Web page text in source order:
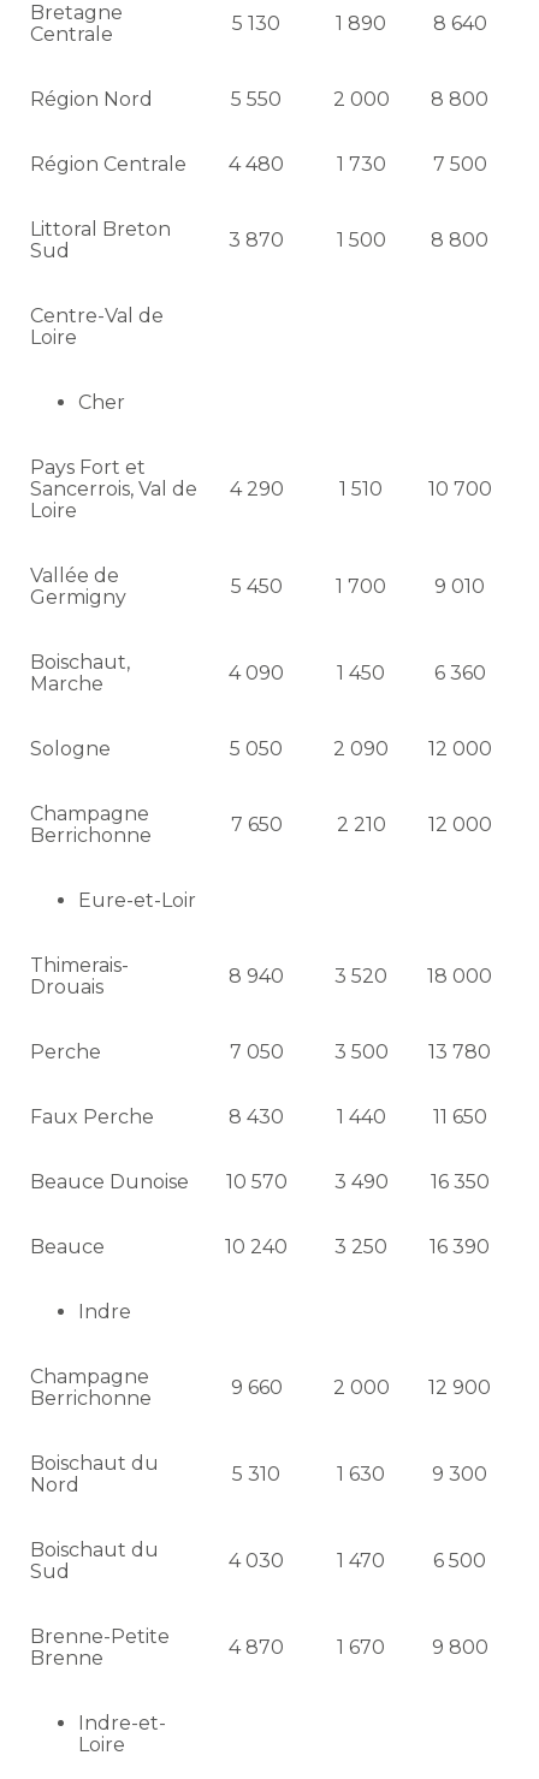
Bretagne
Centrale
5 130 1 890 8 640
Région Nord 5 550 2 000 8 800
Région Centrale 4 480 1 730 7 500
Littoral Breton
Sud
3 870 1 500 8 800
Centre-Val de
Loire
Cher
Pays Fort et
Sancerrois, Val de
Loire
4 290 1 510 10 700
Vallée de
Germigny
5 450 1 700 9 010
Boischaut,
Marche
4 090 1 450 6 360
Sologne 5 050 2 090 12 000
Champagne
Berrichonne
7 650 2 210 12 000
Eure-et-Loir
Thimerais-
Drouais
8 940 3 520 18 000
Perche 7 050 3 500 13 780
Faux Perche 8 430 1 440 11 650
Beauce Dunoise 10 570 3 490 16 350
Beauce 10 240 3 250 16 390
Indre
Champagne
Berrichonne
9 660 2 000 12 900
Boischaut du
Nord
5 310 1 630 9 300
Boischaut du
Sud
4 030 1 470 6 500
Brenne-Petite
Brenne
4 870 1 670 9 800
Indre-et-
Loire